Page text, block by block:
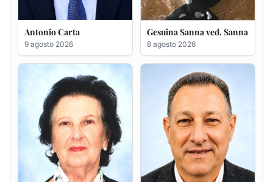
Antonio Carta
9 agosto 2026
Gesuina Sanna ved. Sanna
8 agosto 2026